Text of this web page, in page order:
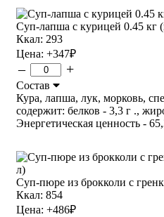
Суп-лапша с курицей 0.45 кг
Ккал: 293
Цена: +347₽
– +
Состав
Кура, лапша, лук, морковь,
содержит: белков - 3,3 г .,
Энергетическая ценность -
Суп-пюре из брокколи с
Ккал: 854
Цена: +486₽